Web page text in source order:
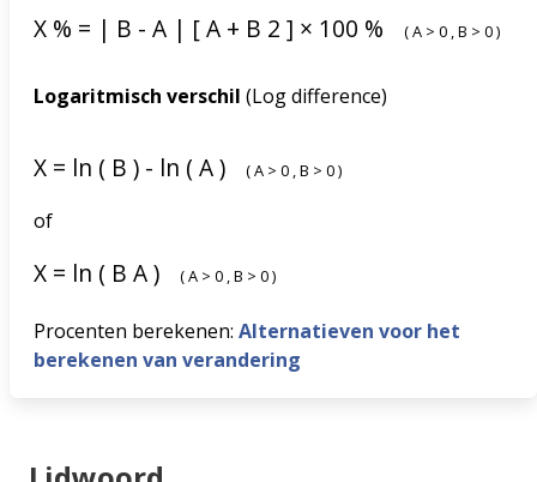
X % = | B - A | [A + B 2 ] × 100 % (A > 0 ,B > 0)
Logaritmisch verschil (Log difference)
X = ln ( B ) - ln ( A) (A > 0 ,B > 0)
of
X = ln ( B A) (A > 0 ,B > 0)
Procenten berekenen: Alternatieven voor het
berekenen van verandering